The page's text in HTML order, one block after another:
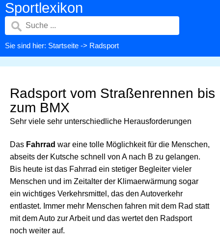
Sportlexikon
Sie sind hier: Startseite -> Radsport
Radsport vom Straßenrennen bis
zum BMX
Sehr viele sehr unterschiedliche Herausforderungen
Das Fahrrad war eine tolle Möglichkeit für die Menschen,
abseits der Kutsche schnell von A nach B zu gelangen.
Bis heute ist das Fahrrad ein stetiger Begleiter vieler
Menschen und im Zeitalter der Klimaerwärmung sogar
ein wichtiges Verkehrsmittel, das den Autoverkehr
entlastet. Immer mehr Menschen fahren mit dem Rad statt
mit dem Auto zur Arbeit und das wertet den Radsport
noch weiter auf.